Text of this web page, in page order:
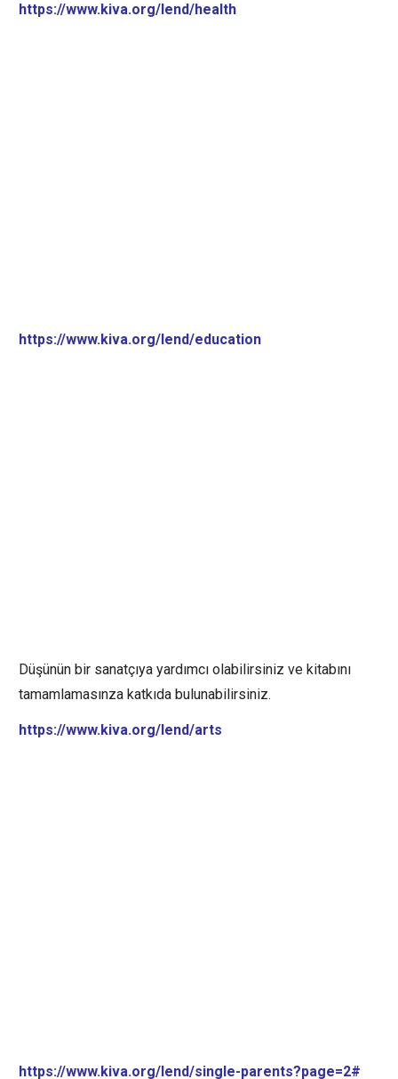
https://www.kiva.org/lend/health
https://www.kiva.org/lend/education
Düşünün bir sanatçıya yardımcı olabilirsiniz ve kitabını
tamamlamasınza katkıda bulunabilirsiniz.
https://www.kiva.org/lend/arts
https://www.kiva.org/lend/single-parents?page=2#